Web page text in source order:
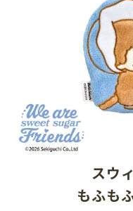
スウ
もふも